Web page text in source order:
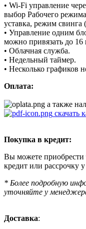
• Wi-Fi управление
выбор Рабочего
уставка, режим свинга
• Управление одним
можно привязать до 16
• Облачная служба.
• Недельный таймер.
• Несколько графиков
Оплата:
а также
скачать
Покупка в кредит:
Вы можете приобрести
кредит или рассрочку
* Более подробную
уточняйте у
Доставка: